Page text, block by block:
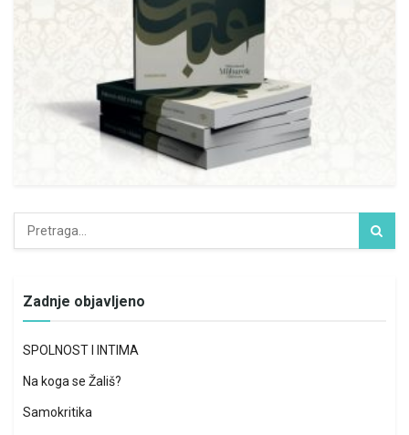
Zadnje objavljeno
SPOLNOST I INTIMA
Na koga se Žališ?
Samokritika